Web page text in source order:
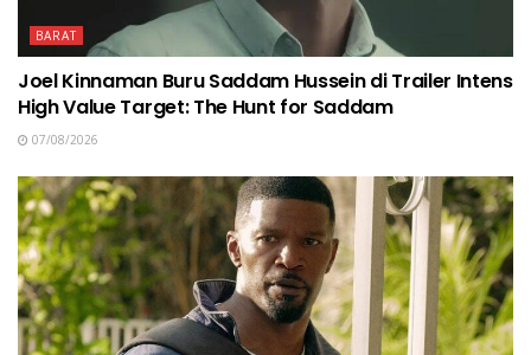
BARAT
Joel Kinnaman Buru Saddam Hussein di Trailer Intens
High Value Target: The Hunt for Saddam
07/08/2026